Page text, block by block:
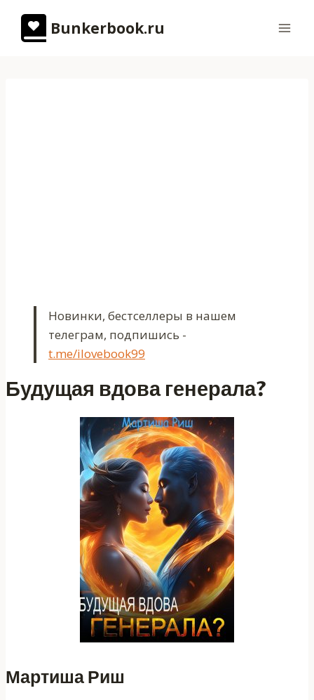
содержимому
Bunkerbook.ru
Новинки, бестселлеры в нашем
телеграм, подпишись -
t.me/ilovebook99
Будущая вдова генерала?
Мартиша Риш